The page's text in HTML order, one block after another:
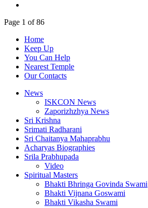
Page 1 of 86
Home
Keep Up
You Can Help
Nearest Temple
Our Contacts
News
ISKCON News
Zaporizhzhya News
Sri Krishna
Srimati Radharani
Sri Chaitanya Mahaprabhu
Acharyas Biographies
Srila Prabhupada
Video
Spiritual Masters
Bhakti Bhringa Govinda Swami
Bhakti Vijnana Goswami
Bhakti Vikasha Swami